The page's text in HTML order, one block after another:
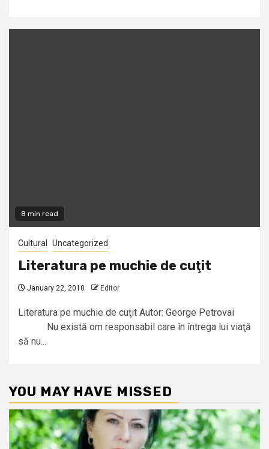
8 min read
Cultural Uncategorized
Literatura pe muchie de cuţit
January 22, 2010 Editor
Literatura pe muchie de cuţit Autor: George Petrovai
Nu există om responsabil care în întrega lui viaţă
să nu...
YOU MAY HAVE MISSED